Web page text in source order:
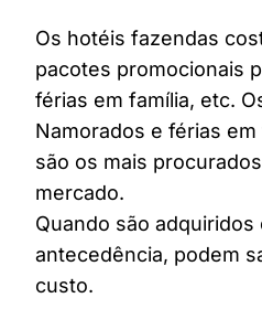
Os hotéis fazendas
pacotes promocionais
férias em família, etc.
Namorados e férias
são os mais
mercado.
Quando são adquiridos
antecedência, podem
custo.